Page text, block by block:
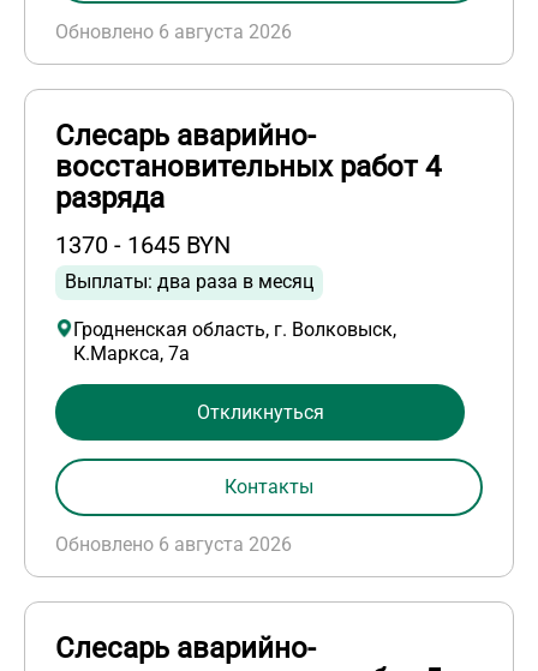
Обновлено 6 августа 2026
Слесарь аварийно-
восстановительных работ 4
разряда
1370 - 1645 BYN
Выплаты: два раза в месяц
Гродненская область, г. Волковыск,
К.Маркса, 7а
Обновлено 6 августа 2026
Откликнуться
Контакты
Слесарь аварийно-